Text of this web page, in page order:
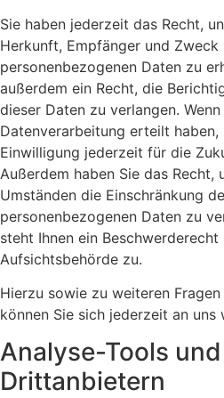
Sie haben jederzeit das Recht,
Herkunft, Empfänger und
personenbezogenen Daten zu
außerdem ein Recht, die
dieser Daten zu verlangen.
Datenverarbeitung erteilt haben,
Einwilligung jederzeit für die
Außerdem haben Sie das Recht,
Umständen die Einschränkung
personenbezogenen Daten zu
steht Ihnen ein
Aufsichtsbehörde zu.
Hierzu sowie zu weiteren
können Sie sich jederzeit an uns
Analyse-Tools
Dritt­anbietern